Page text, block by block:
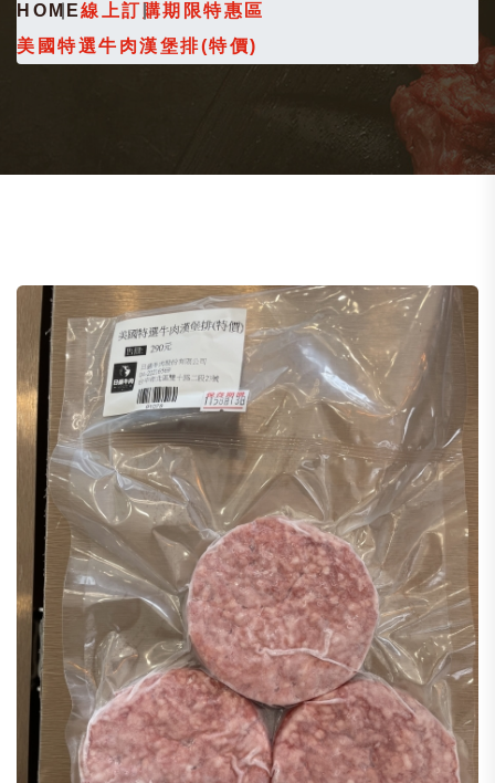
HOME線上訂購期限特惠區
美國特選牛肉漢堡排(特價)